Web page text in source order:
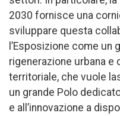
2030 fornisce una
sviluppare questa
l’Esposizione come un
rigenerazione urbana e
territoriale, che vuole
un grande Polo
e all’innovazione a